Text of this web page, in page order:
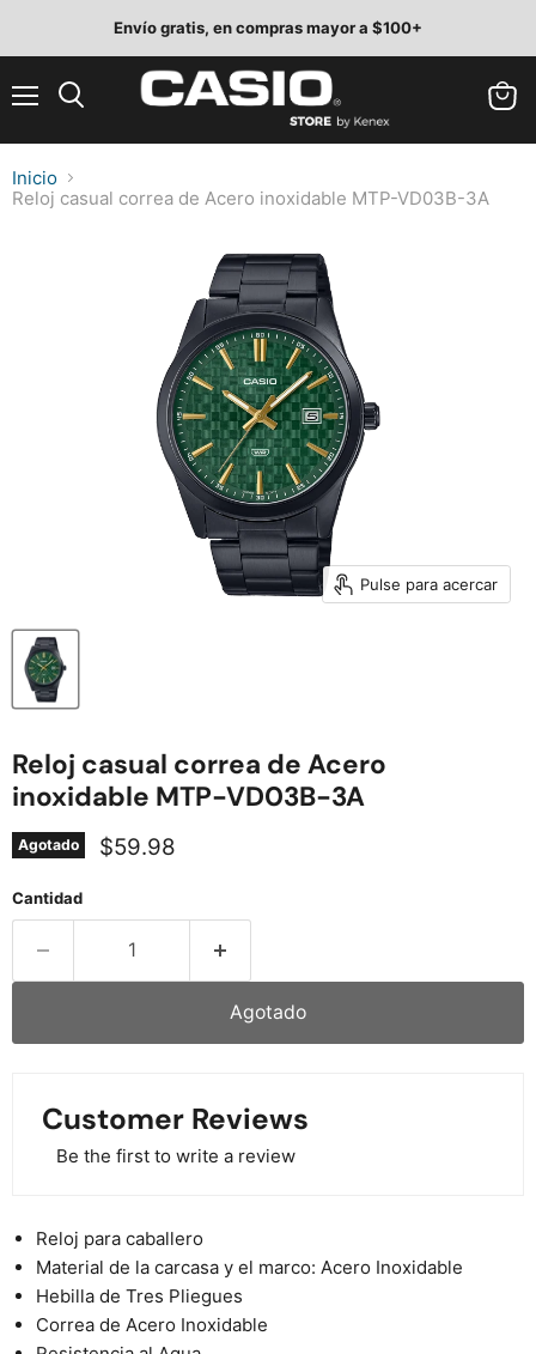
Envío gratis, en compras mayor a $100+
Inicio
Reloj casual correa de Acero inoxidable MTP-VD03B-3A
Pulse para acercar
Reloj casual correa de Acero
inoxidable MTP-VD03B-3A
Agotado Precio actual
$59.98
Cantidad
Agotado
Customer Reviews
Be the first to write a review
Reloj para caballero
Material de la carcasa y el marco: Acero Inoxidable
Hebilla de Tres Pliegues
Correa de Acero Inoxidable